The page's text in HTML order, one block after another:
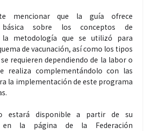
mencionar que la guía ofrece
básica sobre los conceptos de
la metodología que se utilizó para
de vacunación, así como los tipos
requieren dependiendo de la labor o
realiza complementándolo con las
la implementación de este programa
estará disponible a partir de su
en la página de la Federación